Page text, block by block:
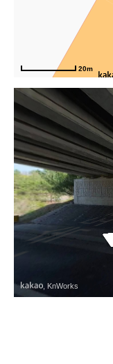
20m
, KnWorks